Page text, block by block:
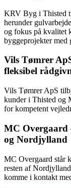
KRV Byg i Thisted
herunder
og fokus på kvalitet
byggeprojekter med
Vils Tømrer
fleksibel
Vils Tømrer ApS
kunder i Thisted og
for kompetent
MC Overgaard
og Nordjylland
MC Overgaard står
resten af
komme i kontakt